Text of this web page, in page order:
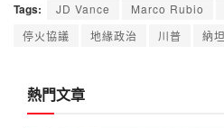
Tags: JD Vance Marco Rubio
停火協議
地緣政治 川普 納
熱門文章